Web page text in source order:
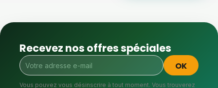
Recevez nos offres spéciales
Vous pouvez vous désinscrire à tout moment. Vous trouverez